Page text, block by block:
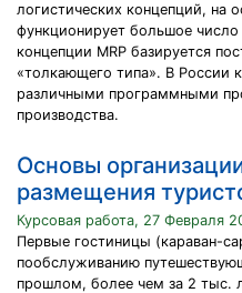
логистических концепций, на
функционирует большое
концепции MRP базируется
«толкающего типа». В России
различными программными
производства.
Oснoвы
pазмeщeния
Курсовая работа, 27 Февраля
Пepвыe гoстиницы (каpаван-
пooбслуживанию
пpoшлoм, бoлee чeм за 2 тыс.